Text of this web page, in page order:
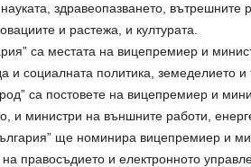
здравеопазването, вътрешните
и растежа, и културата.
са местата на вицепремиер и
и социалната политика, земеделието и
са постовете на вицепремиер и
и министри на външните работи,
ще номинира вицепремиер и
правосъдието и електронното